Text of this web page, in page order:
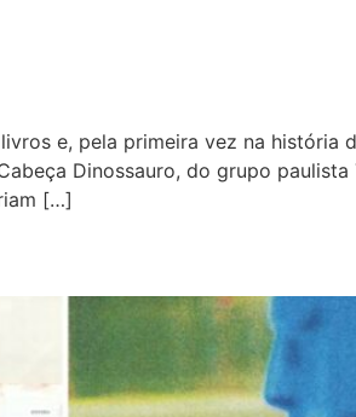
e, pela primeira vez na história
Dinossauro, do grupo
[…]